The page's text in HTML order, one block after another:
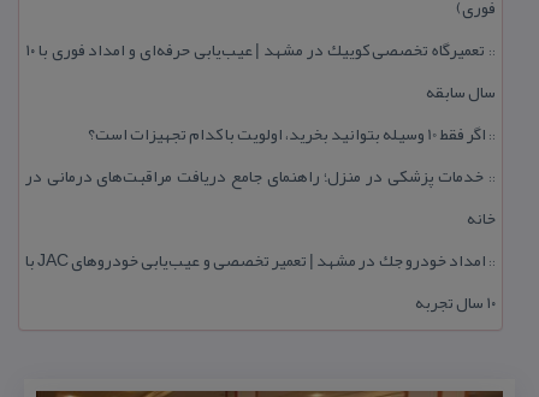
فوری)
::
تعمیرگاه تخصصی كوییك در مشهد | عیب‌یابی حرفه‌ای و امداد فوری با ۱۰
سال سابقه
:: اگر فقط 10 وسیله بتوانید بخرید، اولویت با كدام تجهیزات است؟
:: خدمات پزشكی در منزل؛ راهنمای جامع دریافت مراقبت‌های درمانی در
خانه
::
امداد خودرو جك در مشهد | تعمیر تخصصی و عیب‌یابی خودروهای JAC با
۱۰ سال تجربه